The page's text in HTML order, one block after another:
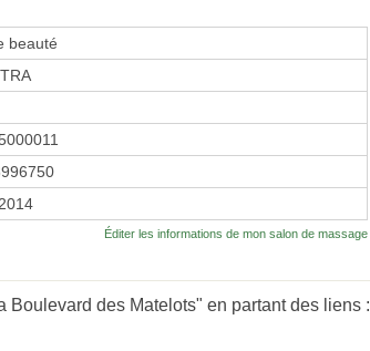
beauté
Éditer les informations de mon salon de massage
Boulevard des Matelots" en partant des liens :